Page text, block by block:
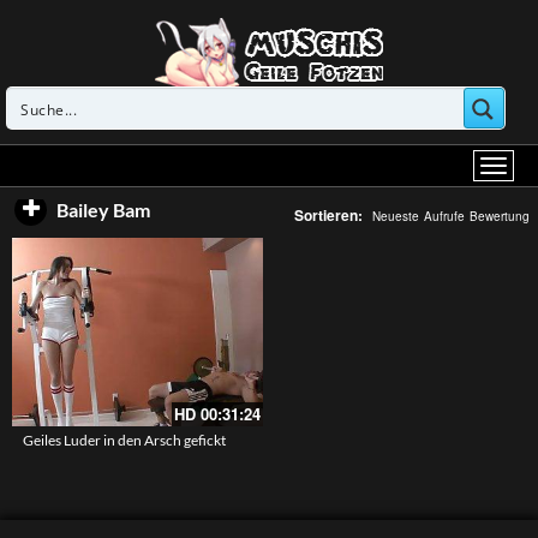
Bailey Bam Sortieren: Neueste Aufrufe Bewertung
HD00:31:24
Geiles Luder in den Arsch gefickt